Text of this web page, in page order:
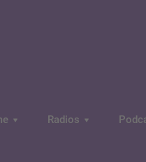
Radios